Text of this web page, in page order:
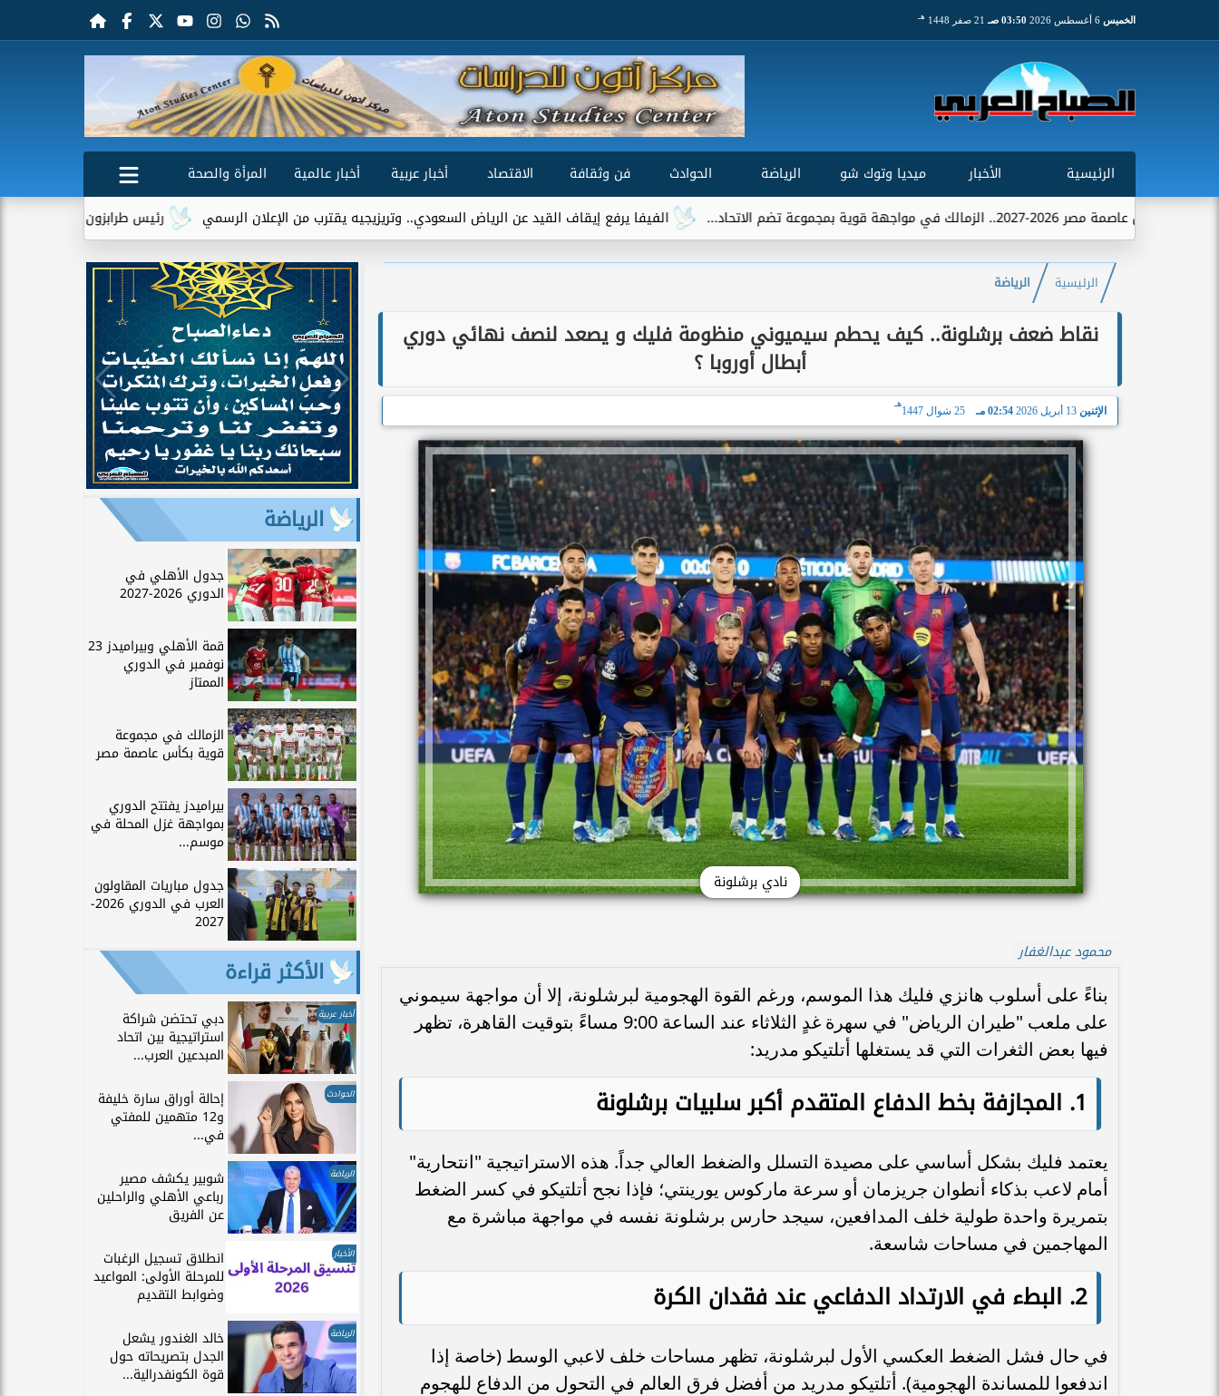
الخميس 03:50 صـ 21 صفر 1448 هـ
الرئيسية الأخبار ميديا وتوك شو الرياضة الحوادث فن وثقافة الاقتصاد أخبار عربية أخبار عالمية
المرأة والصحة
رئيس طرابزون سبور يكشف دور تريزيجيه في
الفيفا يرفع إيقاف القيد عن الرياض السعودي.. وتريزيجيه يقترب من الإعلان الرسمي
الرئيسية الرياضة
نقاط ضعف برشلونة.. كيف يحطم سيميوني منظومة فليك و يصعد لنصف نهائي دوري
أبطال أوروبا ؟
الإثنين 13 أبريل 2026 02:54 مـ 25 شوال 1447
هـ
نادي برشلونة
محمود عبدالغفار
بناءً على أسلوب هانزي فليك هذا الموسم، ورغم القوة الهجومية لبرشلونة، إلا أن مواجهة سيموني
على ملعب "طيران الرياض" في سهرة غدٍ الثلاثاء عند الساعة 9:00 مساءً بتوقيت القاهرة، تظهر
فيها بعض الثغرات التي قد يستغلها أتلتيكو مدريد:
1. المجازفة بخط الدفاع المتقدم أكبر سلبيات برشلونة
يعتمد فليك بشكل أساسي على مصيدة التسلل والضغط العالي جداً. هذه الاستراتيجية "انتحارية"
أمام لاعب بذكاء أنطوان جريزمان أو سرعة ماركوس يورينتي؛ فإذا نجح أتلتيكو في كسر الضغط
بتمريرة واحدة طولية خلف المدافعين، سيجد حارس برشلونة نفسه في مواجهة مباشرة مع
المهاجمين في مساحات شاسعة.
2. البطء في الارتداد الدفاعي عند فقدان الكرة
في حال فشل الضغط العكسي الأول لبرشلونة، تظهر مساحات خلف لاعبي الوسط (خاصة إذا
اندفعوا للمساندة الهجومية). أتلتيكو مدريد من أفضل فرق العالم في التحول من الدفاع للهجوم
الرياضة
جدول الأهلي في
الدوري 2026-2027
قمة الأهلي وبيراميدز 23
نوفمبر في الدوري
الممتاز
الزمالك في مجموعة
قوية بكأس عاصمة مصر
بيراميدز يفتتح الدوري
بمواجهة غزل المحلة في
موسم...
جدول مباريات المقاولون
العرب في الدوري 2026-
2027
الأكثر قراءة
أخبار عربية دبي تحتضن شراكة
استراتيجية بين اتحاد
المبدعين العرب...
الحوادث إحالة أوراق سارة خليفة
و12 متهمين للمفتي
في...
الرياضة شوبير يكشف مصير
رباعي الأهلي والراحلين
عن الفريق
الأخبار انطلاق تسجيل الرغبات
للمرحلة الأولى: المواعيد
وضوابط التقديم
الرياضة خالد الغندور يشعل
الجدل بتصريحاته حول
قوة الكونفدرالية...